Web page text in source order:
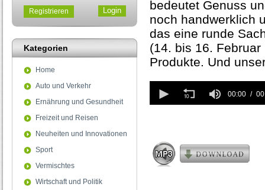
Registrieren
Kategorien
Home
Auto und Verkehr
Ernährung und Gesundheit
Freizeit und Reisen
Neuheiten und Innovationen
Sport
Vermischtes
Wirtschaft und Politik
bedeutet Genuss
noch handwerklich
das eine runde
(14. bis 16.
Produkte. Und
seconds
of
00:00